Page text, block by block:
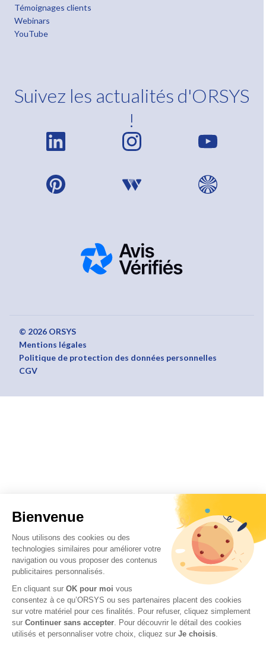
Bienvenue
Nous utilisons des cookies ou des
technologies similaires pour améliorer votre
navigation ou vous proposer des contenus
publicitaires personnalisés.
En cliquant sur OK pour moi vous
consentez à ce qu’ORSYS ou ses partenaires placent des cookies
sur votre matériel pour ces finalités. Pour refuser, cliquez simplement
sur Continuer sans accepter. Pour découvrir le détail des cookies
utilisés et personnaliser votre choix, cliquez sur Je choisis.
Témoignages clients
Webinars
YouTube
Suivez les actualités d'ORSYS
!
© 2026 ORSYS
Mentions légales
Politique de protection des données personnelles
CGV